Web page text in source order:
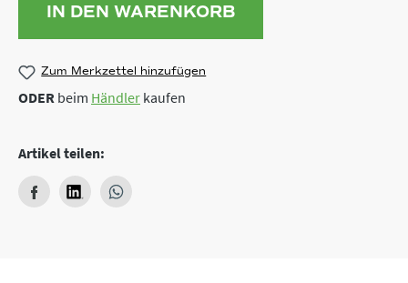
IN DEN WARENKORB
Zum Merkzettel hinzufügen
ODER beim Händler kaufen
Artikel teilen: